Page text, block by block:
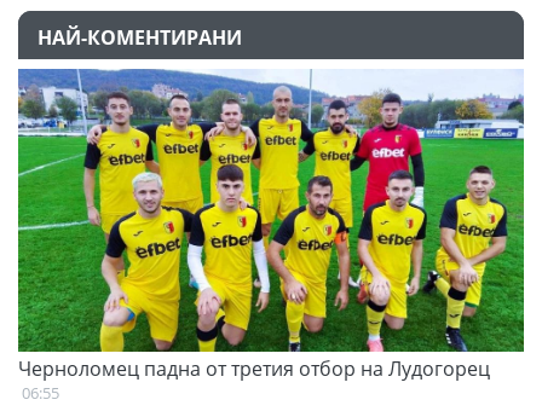
НАЙ-КОМЕНТИРАНИ
Черноломец падна от третия отбор на Лудогорец
06:55